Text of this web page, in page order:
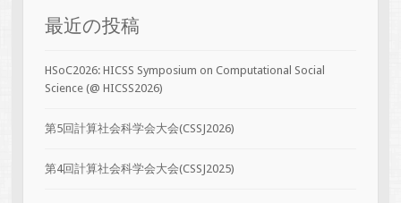
最近の投稿
HSoC2026: HICSS Symposium on Computational Social
Science (@ HICSS2026)
第5回計算社会科学会大会(CSSJ2026)
第4回計算社会科学会大会(CSSJ2025)